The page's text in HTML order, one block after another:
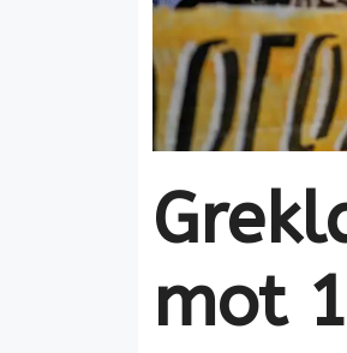
mot